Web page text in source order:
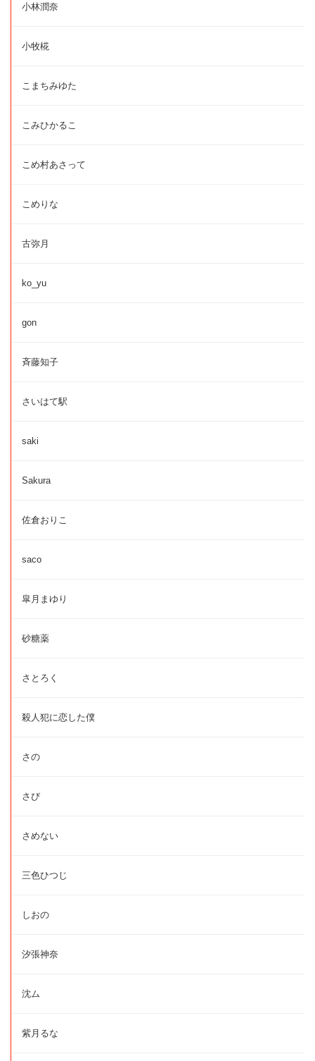
小林潤奈
小牧椛
こまちみゆた
こみひかるこ
こめ村あさって
こめりな
古弥月
ko_yu
gon
斉藤知子
さいはて駅
saki
Sakura
佐倉おりこ
saco
皐月まゆり
砂糖薬
さとろく
殺人犯に恋した僕
さの
さび
さめない
三色ひつじ
しおの
汐張神奈
沈ム
紫月るな